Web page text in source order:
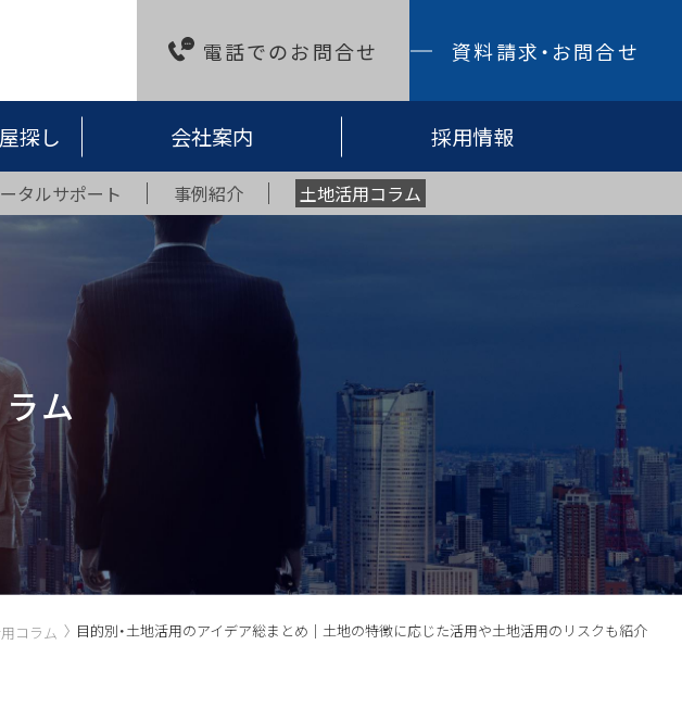
電話でのお問合せ 資料請求・お問合せ
探し 会社案内 採用情報
タルサポート 事例紹介 土地活用コラム
ム
コラム 目的別・土地活用のアイデア総まとめ｜土地の特徴に応じた活用や土地活用のリスクも紹介